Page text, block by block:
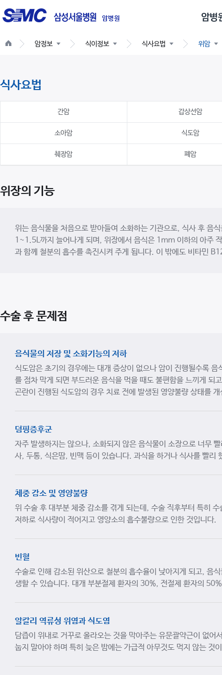
암병원
글
로
네
이
션
암정보 식이정보 식사요법 위암
식사요법
간암 갑상선암
소아암 식도암
췌장암 폐암
위장의 기능
위는 음식물을 처음으로 받아들여 소화하는 기관으로, 식사 후 음
1~1.5L까지 늘어나게 되며, 위장에서 음식은 1mm 이하의 아주
과 함께 철분의 흡수를 촉진시켜 주게 됩니다. 이 밖에도 비타민
수술 후 문제점
음식물의 저장 및 소화기능의 저하
식도암은 초기의 경우에는 대개 증상이 없으나 암이 진행될수록
를 점차 막게 되면 부드러운 음식을 먹을 때도 불편함을 느끼게 되
곤란이 진행된 식도암의 경우 치료 전에 발생된 영양불량 상태를
덤핑증후군
자주 발생하지는 않으나, 소화되지 않은 음식물이 소장으로 너무
사, 두통, 식은땀, 빈맥 등이 있습니다. 과식을 하거나 식사를 빨리
체중 감소 및 영양불량
위 수술 후 대부분 체중 감소를 겪게 되는데, 수술 직후부터 특히
저하로 식사량이 적어지고 영양소의 흡수불량으로 인한 것입니다.
빈혈
수술로 인해 감소된 위산으로 철분의 흡수율이 낮아지게 되고, 음
생할 수 있습니다. 대개 부분절제 환자의 30%, 전절제 환자의
알칼리 역류성 위염과 식도염
담즙이 위내로 거꾸로 올라오는 것을 막아주는 유문괄약근이 없
눕지 말아야 하며 특히 늦은 밤에는 가급적 아무것도 먹지 않는 것